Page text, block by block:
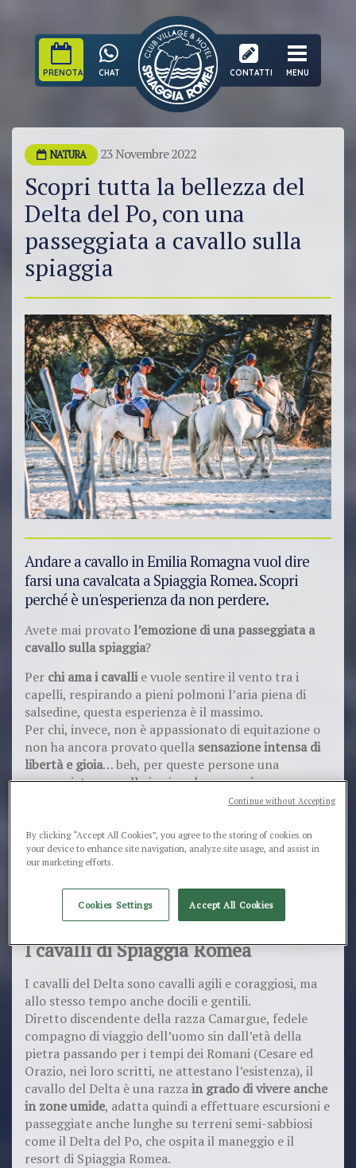
PRENOTA CHAT CONTATTI MENU
NATURA 23 Novembre 2022
Scopri tutta la bellezza del
Delta del Po, con una
passeggiata a cavallo sulla
spiaggia
Andare a cavallo in Emilia Romagna vuol dire
farsi una cavalcata a Spiaggia Romea. Scopri
perché è un'esperienza da non perdere.
Avete mai provatol’emozione di una passeggiata a
cavallo sulla spiaggia?
Per chi ama i cavallie vuole sentire il vento tra i
capelli, respirando a pieni polmoni l’aria piena di
salsedine, questa esperienza è il massimo.
Per chi, invece, non è appassionato di equitazione o
non ha ancora provato quella sensazione intensa di
libertà e gioia… beh, per queste persone una
passeggiata a cavallo in riva al mare può essere
Sì, perché andare a cavallo - specie per chi non lo ha
mai provato prima - è un’occasione per rientrare in
contatto con le nostre origini, ammirando la
relax che si può provare solo in sella a destrieri docili
e addestrati come i nostri cavalli del Delta.
I cavalli di Spiaggia Romea
I cavalli del Delta sono cavalli agili e coraggiosi, ma
allo stesso tempo anche docili e gentili.
Diretto discendente della razza Camargue, fedele
compagno di viaggio dell’uomo sin dall’età della
pietra passando per i tempi dei Romani (Cesare ed
Orazio, nei loro scritti, ne attestano l’esistenza), il
cavallo del Delta è una razzain grado di vivere anche
in zone umide, adatta quindi a effettuare escursioni e
passeggiate anche lunghe su terreni semi-sabbiosi
come il Delta del Po, che ospita il maneggio e il
resort di Spiaggia Romea.
By clicking “Accept All Cookies”, you agree to the storing of cookies on
your device to enhance site navigation, analyze site usage, and assist in
our marketing efforts.
Cookies Settings Accept All Cookies
Continue without Accepting